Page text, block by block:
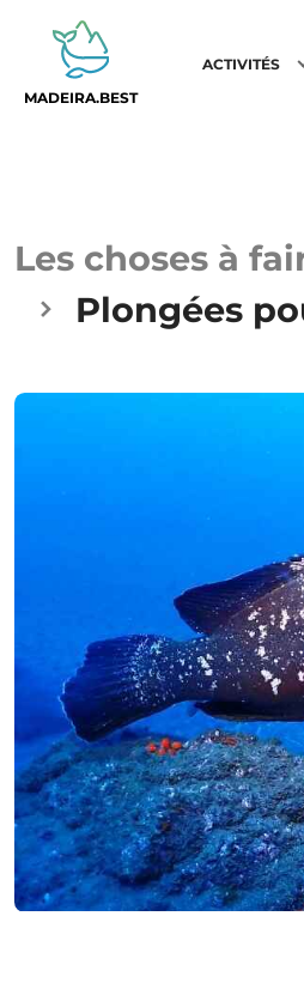
MADEIRA.BEST
ACTIVITÉS
Les choses à
Plongées